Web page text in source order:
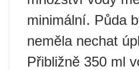
minimální. Půda
neměla nechat
Přibližně 350 ml